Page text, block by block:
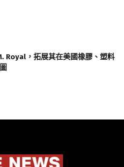
Royal，拓展其在美國橡膠、塑料